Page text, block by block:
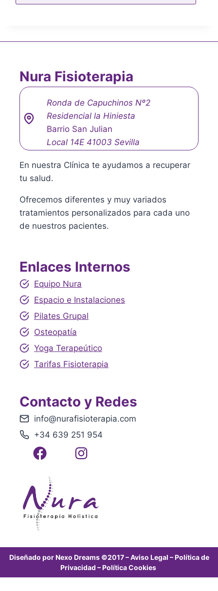
Nura Fisioterapia
Ronda de Capuchinos Nº2
Residencial la Hiniesta
Barrio San Julian
Local 14E 41003 Sevilla
En nuestra Clínica te ayudamos a recuperar
tu salud.
Ofrecemos diferentes y muy variados
tratamientos personalizados para cada uno
de nuestros pacientes.
Enlaces Internos
Equipo Nura
Espacio e Instalaciones
Pilates Grupal
Osteopatía
Yoga Terapeútico
Tarifas Fisioterapia
Contacto y Redes
info@nurafisioterapia.com
+34 639 251 954
Diseñado porNexo Dreams©2017 –Aviso Legal –Política de
Privacidad –Política Cookies